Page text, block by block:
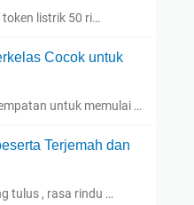
listrik 50 ri…
Cocok untuk
untuk memulai …
Terjemah dan
tulus , rasa rindu …